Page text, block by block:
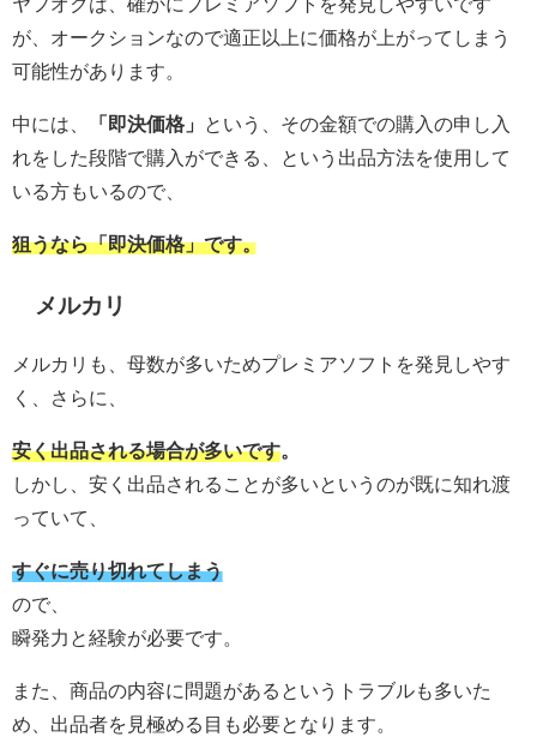
が、オークションなので適正以上に価格が上がってしまう
可能性があります。
中には、 「即決価格」
という、その金額での購入の申し入
れをした段階で購入ができる、という出品方法を使用して
いる方もいるので、
狙うなら「即決価格」です。
メルカリ
メルカリも、母数が多いためプレミアソフトを発見しやす
く、さらに、
安く出品される場合が多いです。
しかし、安く出品されることが多いというのが既に知れ渡
っていて、
すぐに売り切れてしまう
ので、
瞬発力と経験が必要です。
また、商品の内容に問題があるというトラブルも多いた
め、出品者を見極める目も必要となります。